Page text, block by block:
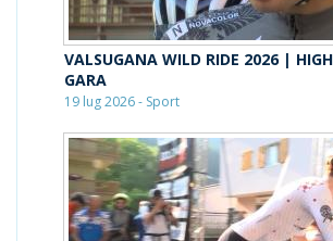
VALSUGANA WILD RIDE 2026 |
GARA
19 lug 2026 - Sport